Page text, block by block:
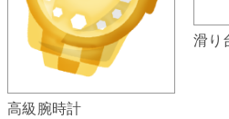
高級腕時計
滑り